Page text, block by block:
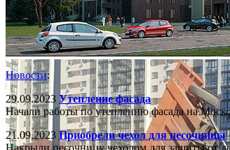
Новости:
29.09.2023 Утепление фасада
Начали работы по утеплению фасада на
21.09.2023 Приобрели чехол для песочницы
Накрыли песочницу чехолом для защиты от